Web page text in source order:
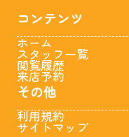
コンテンツ
ホーム
スタッフ一覧
閲覧履歴
来店予約
その他
利用規約
サイトマップ